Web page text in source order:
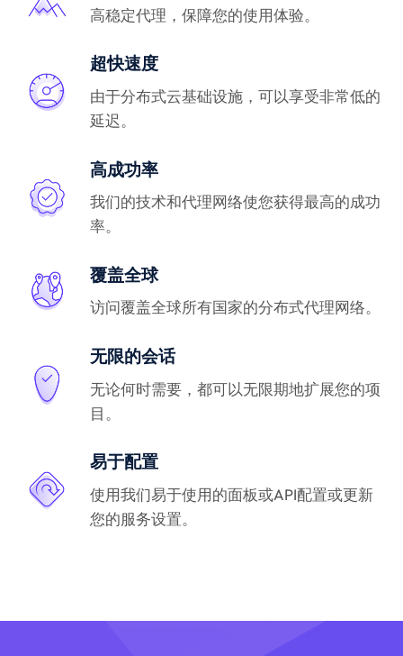
高稳定代理，保障您的使用体验。
超快速度
由于分布式云基础设施，可以享受非常低的
延迟。
高成功率
我们的技术和代理网络使您获得最高的成功
率。
覆盖全球
访问覆盖全球所有国家的分布式代理网络。
无限的会话
无论何时需要，都可以无限期地扩展您的项
目。
易于配置
使用我们易于使用的面板或API配置或更新
您的服务设置。